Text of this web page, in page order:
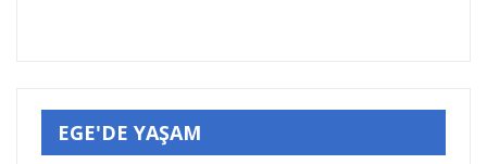
EGE'DE YAŞAM